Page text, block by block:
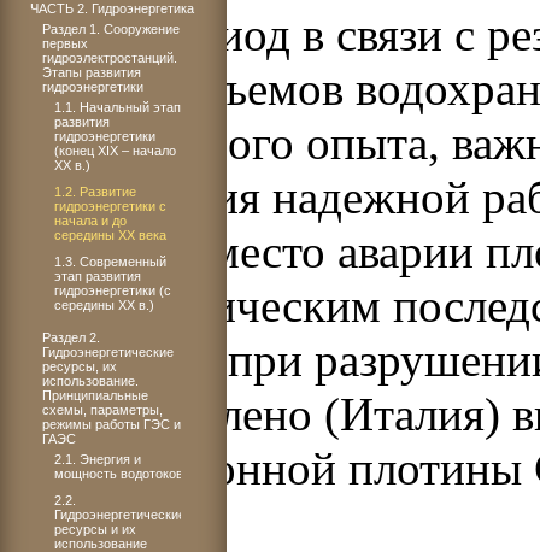
В этот период в связи с
плотин, объемов
необходимого опыта,
обеспечения надежной
Имевшие место аварии
катастрофическим
например, при
плотины Глено (Италия)
гравитационной
63 м и др.
ЧАСТЬ 2. Гидроэнергетика
Раздел 1. Сооружение
первых
гидроэлектростанций.
Этапы развития
гидроэнергетики
1.1. Начальный этап
развития
гидроэнергетики
(конец XIX – начало
ХХ в.)
1.2. Развитие
гидроэнергетики с
начала и до
середины XX века
1.3. Современный
этап развития
гидроэнергетики (с
середины XX в.)
Раздел 2.
Гидроэнергетические
ресурсы, их
использование.
Принципиальные
схемы, параметры,
режимы работы ГЭС и
ГАЭС
2.1. Энергия и
мощность водотоков
2.2.
Гидроэнергетические
ресурсы и их
использование